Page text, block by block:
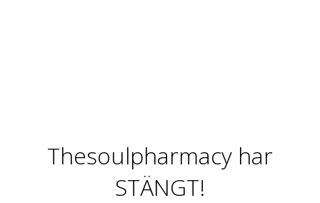
Thesoulpharmacy har
STÄNGT!